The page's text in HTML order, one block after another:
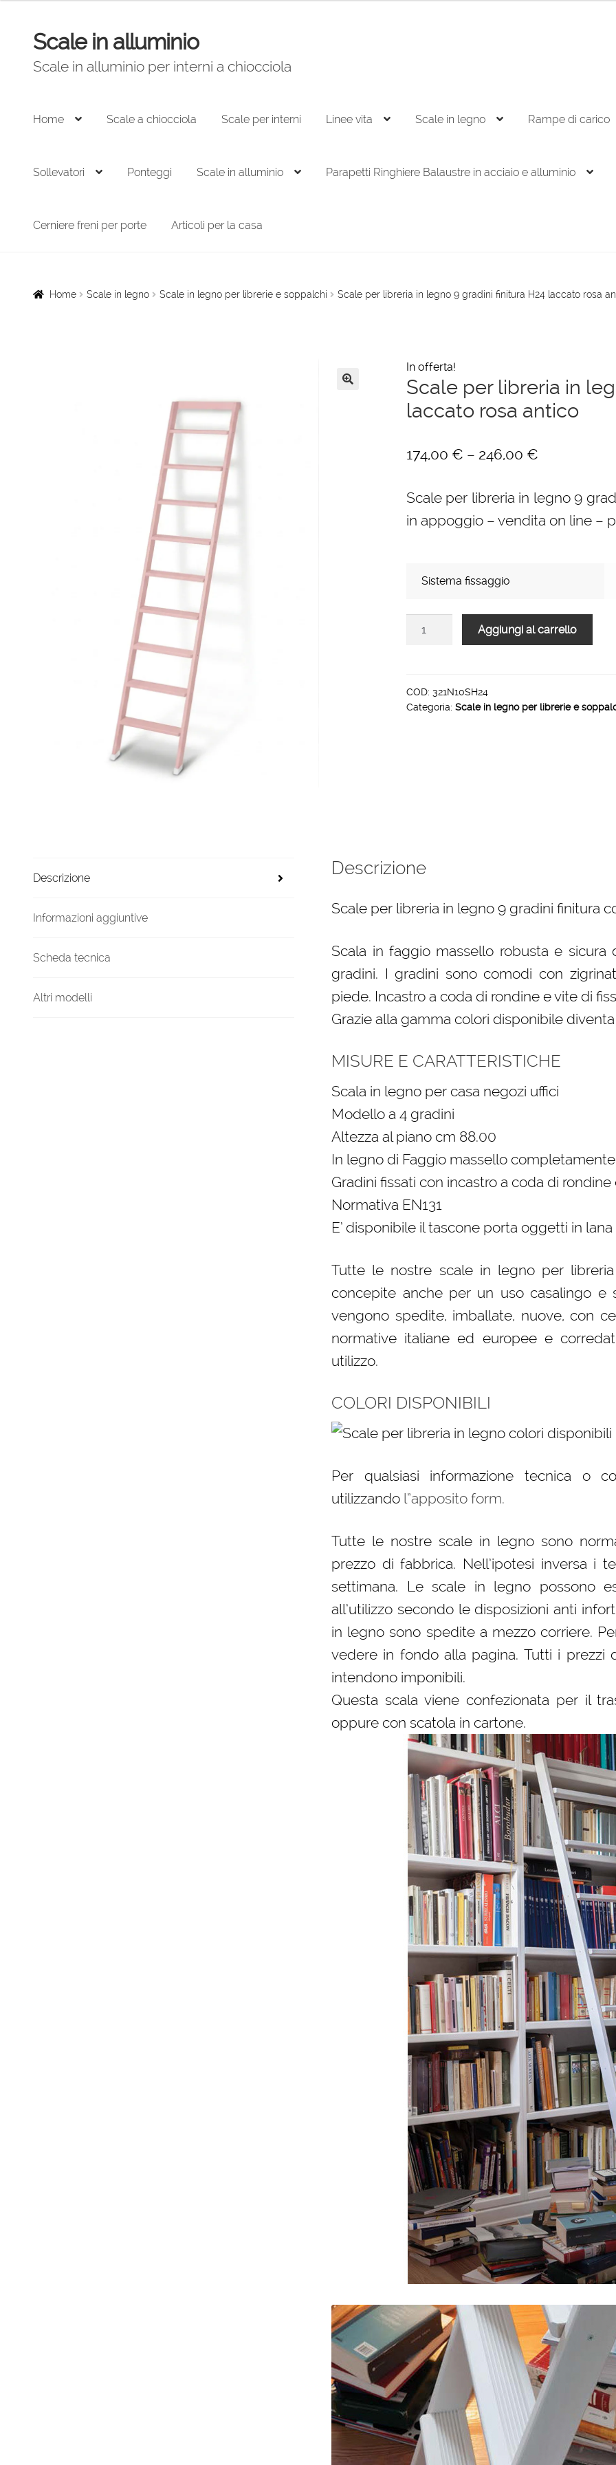
Vai
alla
navigazione
Vai
al
contenuto
Scale in alluminio
Scale in alluminio per interni a chiocciola
Home Scale a chiocciola Scale per interni Linee vita Scale in legno Rampe di carico
Sollevatori Ponteggi Scale in alluminio Parapetti Ringhiere Balaustre in acciaio e alluminio
Cerniere freni per porte Articoli per la casa
Home Scale in legno Scale in legno per librerie e soppalchi Scale per libreria in legno 9 gradini finitura H24 laccato rosa
In offerta!
Scale per libreria in
laccato rosa antico
174,00 € – 246,00 €
Scale per libreria in legno 9
in appoggio – vendita on line –
Sistema fissaggio
legno
9
Aggiungi al carrello
COD: 321N10SH24
Categoria: Scale in legno per librerie e
Descrizione
Informazioni aggiuntive
Scheda tecnica
Altri modelli
Descrizione
Scale per libreria in legno 9 gradini finitura
Scala in faggio massello robusta e
gradini. I gradini sono comodi con
piede. Incastro a coda di rondine e vite di
Grazie alla gamma colori disponibile
MISURE E CARATTERISTICHE
Scala in legno per casa negozi uffici
Modello a 4 gradini
Altezza al piano cm 88.00
In legno di Faggio massello
Gradini fissati con incastro a coda di
Normativa EN131
E’ disponibile il tascone porta oggetti in
Tutte le nostre scale in legno per
concepite anche per un uso casalingo e
vengono spedite, imballate, nuove, con
normative italiane ed europee e
utilizzo.
COLORI DISPONIBILI
Per qualsiasi informazione tecnica o
utilizzando l”apposito form.
Tutte le nostre scale in legno sono
prezzo di fabbrica. Nell’ipotesi inversa i
settimana. Le scale in legno possono
all’utilizzo secondo le disposizioni anti
in legno sono spedite a mezzo corriere.
vedere in fondo alla pagina. Tutti i prezzi
intendono imponibili.
Questa scala viene confezionata per il
oppure con scatola in cartone.